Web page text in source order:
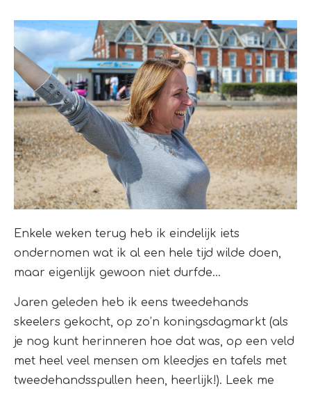
Enkele weken terug heb ik eindelijk iets
ondernomen wat ik al een hele tijd wilde doen,
maar eigenlijk gewoon niet durfde…
Jaren geleden heb ik eens tweedehands
skeelers gekocht, op zo’n koningsdagmarkt (als
je nog kunt herinneren hoe dat was, op een veld
met heel veel mensen om kleedjes en tafels met
tweedehandsspullen heen, heerlijk!). Leek me